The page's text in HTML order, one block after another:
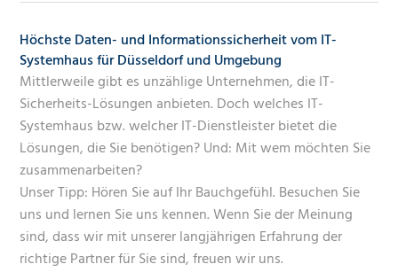
Höchste Daten- und Informationssicherheit vom IT-
Systemhaus für Düsseldorf und Umgebung
Mittlerweile gibt es unzählige Unternehmen, die IT-
Sicherheits-Lösungen anbieten. Doch welches IT-
Systemhaus bzw. welcher IT-Dienstleister bietet die
Lösungen, die Sie benötigen? Und: Mit wem möchten Sie
zusammenarbeiten?
Unser Tipp: Hören Sie auf Ihr Bauchgefühl. Besuchen Sie
uns und lernen Sie uns kennen. Wenn Sie der Meinung
sind, dass wir mit unserer langjährigen Erfahrung der
richtige Partner für Sie sind, freuen wir uns.